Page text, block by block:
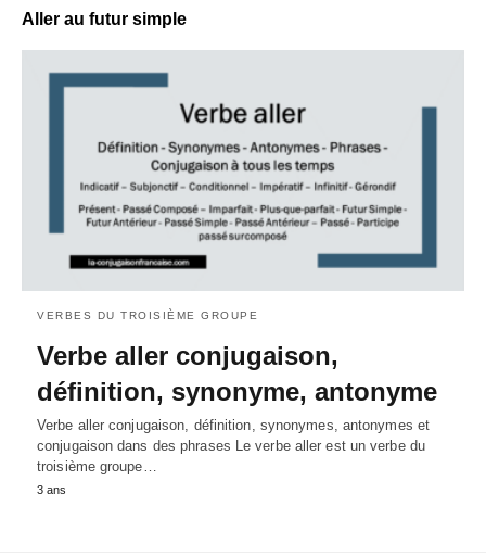
Aller au futur simple
VERBES DU TROISIÈME GROUPE
Verbe aller conjugaison,
définition, synonyme, antonyme
Verbe aller conjugaison, définition, synonymes, antonymes et
conjugaison dans des phrases Le verbe aller est un verbe du
troisième groupe…
3 ans